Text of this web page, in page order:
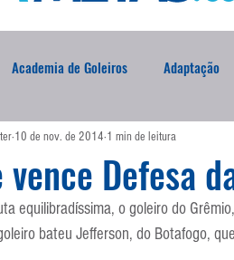
Academia de Goleiros Adaptação
da Semana Brasileirão
do Mundo Curso Defesa da
vence Defesa
10 de nov. de 2014 1 min de leitura
equilibradíssima, o goleiro do
bateu Jefferson, do Botafogo,